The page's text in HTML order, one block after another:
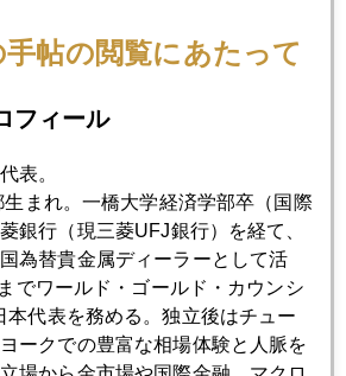
買い手」の前提 新興国が波乱要因
回テレビ討論会を見て
手帖の閲覧にあたって
フィール
表。
まれ。一橋大学経済学部卒（国際
銀行（現三菱UFJ銀行）を経て、
為替貴金属ディーラーとして活
でワールド・ゴールド・カウンシ
本代表を務める。独立後はチュー
ークでの豊富な相場体験と人脈を